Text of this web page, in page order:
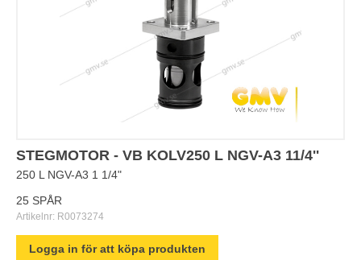
STEGMOTOR - VB KOLV250 L NGV-A3 11/4''
250 L NGV-A3 1 1/4"
25 SPÅR
Artikelnr: R0073274
Logga in för att köpa produkten